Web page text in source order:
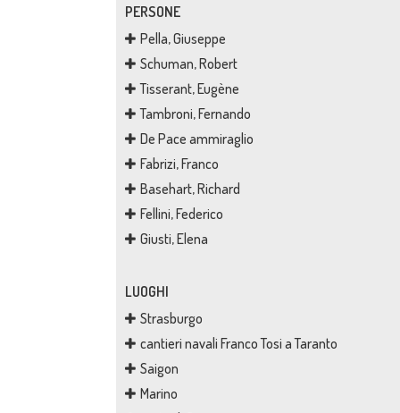
PERSONE
Pella, Giuseppe
Schuman, Robert
Tisserant, Eugène
Tambroni, Fernando
De Pace ammiraglio
Fabrizi, Franco
Basehart, Richard
Fellini, Federico
Giusti, Elena
LUOGHI
Strasburgo
cantieri navali Franco Tosi a Taranto
Saigon
Marino